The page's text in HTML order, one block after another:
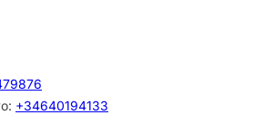
+34640194133